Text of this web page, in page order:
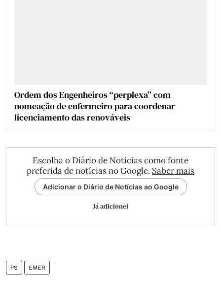
Ordem dos Engenheiros “perplexa” com
nomeação de enfermeiro para coordenar
licenciamento das renováveis
Escolha o Diário de Notícias como fonte
preferida de notícias no Google. Saber mais
Adicionar o Diário de Notícias ao Google
Já adicionei
PS EMER